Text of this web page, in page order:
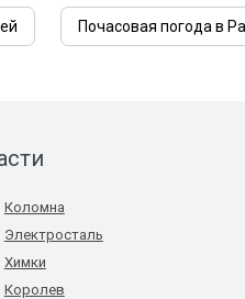
Почасовая погода в
Коломна
Электросталь
Химки
Королев